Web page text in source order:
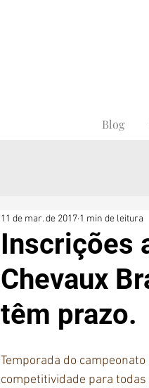
Blog
Inscrições
Chevaux
têm prazo.
11 de mar. de 2017 1 min de leitura
Temporada do
competitividade para